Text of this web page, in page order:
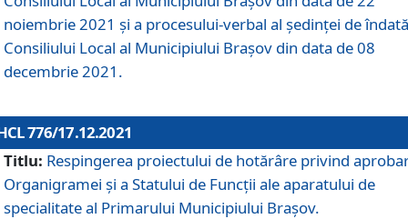
noiembrie 2021 și a procesului-verbal al şedinţei de
Consiliului Local al Municipiului Braşov din data de 08
decembrie 2021.
776/17.12.2021
Titlu: Respingerea proiectului de hotărâre privind
Organigramei şi a Statului de Funcţii ale aparatului de
specialitate al Primarului Municipiului Braşov.